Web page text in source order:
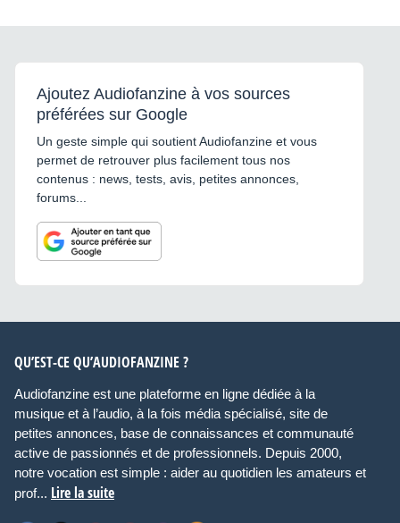
Ajoutez Audiofanzine à vos sources
préférées sur Google
Un geste simple qui soutient Audiofanzine et vous
permet de retrouver plus facilement tous nos
contenus : news, tests, avis, petites annonces,
forums...
QU’EST-CE QU’AUDIOFANZINE ?
Audiofanzine est une plateforme en ligne dédiée à la
musique et à l’audio, à la fois média spécialisé, site de
petites annonces, base de connaissances et communauté
active de passionnés et de professionnels. Depuis 2000,
notre vocation est simple : aider au quotidien les amateurs et
prof... Lire la suite